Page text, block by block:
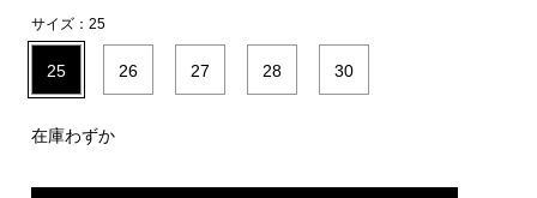
サイズ：25
25 26 27 28 30
在庫わずか